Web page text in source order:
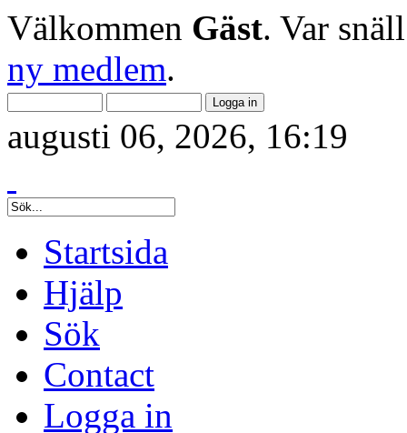
Välkommen Gäst. Var
ny medlem.
augusti 06, 2026, 16:19
Startsida
Hjälp
Sök
Contact
Logga in